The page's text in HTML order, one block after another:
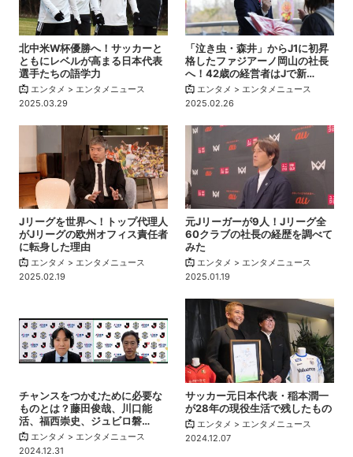
北中米W杯優勝へ！サッカーと
ともにレベルが高まる日本代表
選手たちの語学力
エンタメ > エンタメニュース
2025.03.29
「泣き虫・森井」からJ1に初昇
格したファジアーノ岡山の社長
へ！42歳の経営者はJで新…
エンタメ > エンタメニュース
2025.02.26
Jリーグを世界へ！トップ代理人
がJリーグの欧州オフィス責任者
に転身した理由
エンタメ > エンタメニュース
2025.02.19
元Jリーガーが9人！Jリーグ全
60クラブの社長の経歴を調べて
みた
エンタメ > エンタメニュース
2025.01.19
チャンスをつかむために必要な
ものとは？藤田俊哉、川口能
活、福西崇史、ジュビロ磐…
エンタメ > エンタメニュース
2024.12.31
サッカー元日本代表・稲本潤一
が28年の現役生活で残したもの
エンタメ > エンタメニュース
2024.12.07